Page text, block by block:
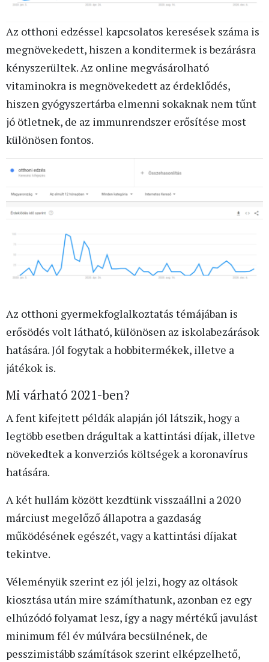
Az otthoni edzéssel kapcsolatos keresések száma is
megnövekedett, hiszen a konditermek is bezárásra
kényszerültek. Az online megvásárolható
vitaminokra is megnövekedett az érdeklődés,
hiszen gyógyszertárba elmenni sokaknak nem tűnt
jó ötletnek, de az immunrendszer erősítése most
különösen fontos.
Az otthoni gyermekfoglalkoztatás témájában is
erősödés volt látható, különösen az iskolabezárások
hatására. Jól fogytak a hobbitermékek, illetve a
játékok is.
Mi várható 2021-ben?
A fent kifejtett példák alapján jól látszik, hogy a
legtöbb esetben drágultak a kattintási díjak, illetve
növekedtek a konverziós költségek a koronavírus
hatására.
A két hullám között kezdtünk visszaállni a 2020
márciust megelőző állapotra a gazdaság
működésének egészét, vagy a kattintási díjakat
tekintve.
Véleményük szerint ez jól jelzi, hogy az oltások
kiosztása után mire számíthatunk, azonban ez egy
elhúzódó folyamat lesz, így a nagy mértékű javulást
minimum fél év múlvára becsülnének, de
pesszimistább számítások szerint elképzelhető,